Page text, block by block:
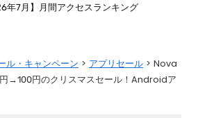
年7月】月間アクセスランキング
ル・キャンペーン アプリセール
Nova
→100円のクリスマスセール！Androidア